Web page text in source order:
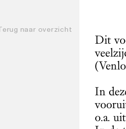
Terug naar overzicht
Dit
In
o.a.